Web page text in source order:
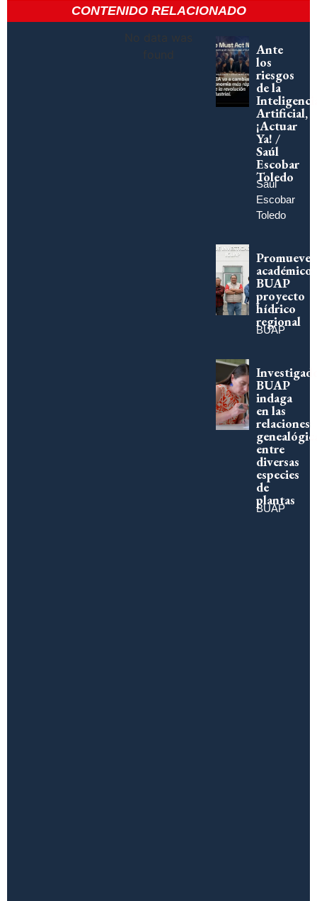
CONTENIDO RELACIONADO
No data was
found
Ante
los
riesgos
de la
Artificial,
¡Actuar
Ya! /
Saúl
Escobar
Toledo
Saúl
Escobar
Toledo
Promueve
académico
BUAP
proyecto
hídrico
regional
BUAP
BUAP
indaga
en las
relaciones
entre
diversas
especies
de
plantas
BUAP